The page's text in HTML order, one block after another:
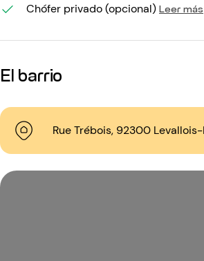
Chófer privado (opcional) Leer más
El barrio
Rue Trébois, 92300